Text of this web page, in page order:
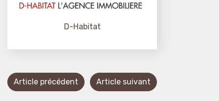
D-Habitat
Article précédent Article suivant